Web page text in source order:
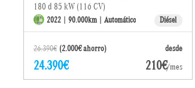
180 d 85 kW (116 CV)
2022 | 90.000km | Automático Diésel
26.390€ (2.000€ ahorro) desde
24.390€ 210€/mes